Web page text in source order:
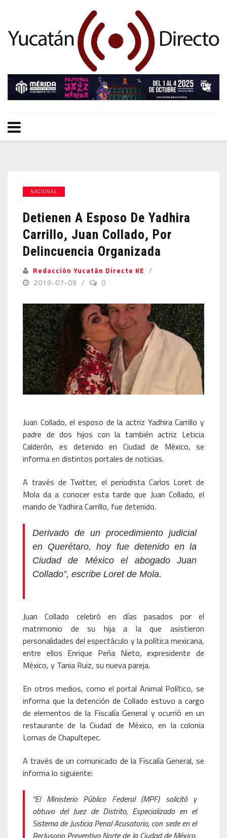
NACIONAL
Detienen A Esposo De Yadhira
Carrillo, Juan Collado, Por
Delincuencia Organizada
Redacción Yucatán Directo KE
2019-07-09
0
Juan Collado, el esposo de la actriz Yadhira Carrillo y
padre de dos hijos con la también actriz Leticia
Calderón, es detenido en Ciudad de México, se
informa en distintos portales de noticias.
A través de Twitter, el periodista Carlos Loret de
Mola da a conocer esta tarde que Juan Collado, el
marido de Yadhira Carrillo, fue detenido.
Derivado de un procedimiento judicial
en Querétaro, hoy fue detenido en la
Ciudad de México el abogado Juan
Collado”, escribe Loret de Mola.
Juan Collado celebró en días pasados por el
matrimonio de su hija a la que asistieron
personalidades del espectáculo y la política mexicana,
entre ellos Enrique Peña Nieto, expresidente de
México, y Tania Ruiz, su nueva pareja.
En otros medios, como el portal Animal Político, se
informa que la detención de Collado estuvo a cargo
de elementos de la Fiscalía General y ocurrió en un
restaurante de la Ciudad de México, en la colonia
Lomas de Chapultepec.
A través de un comunicado de la Fiscalía General, se
informa lo siguiente:
“El Ministerio Público Federal (MPF) solicitó y
obtuvo del Juez de Distrito, Especializado en el
Sistema de Justicia Penal Acusatorio, con sede en el
Reclusorio Preventivo Norte de la Ciudad de México,